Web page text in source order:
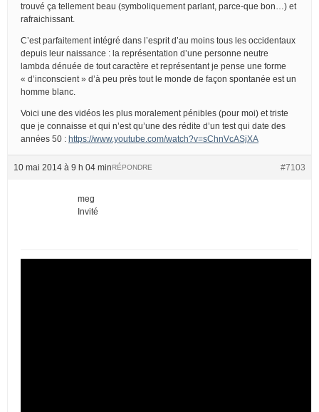
trouvé ça tellement beau (symboliquement parlant, parce-que bon…) et
rafraichissant.
C’est parfaitement intégré dans l’esprit d’au moins tous les occidentaux
depuis leur naissance : la représentation d’une personne neutre
lambda dénuée de tout caractère et représentant je pense une forme
« d’inconscient » d’à peu près tout le monde de façon spontanée est un
homme blanc.
Voici une des vidéos les plus moralement pénibles (pour moi) et triste
que je connaisse et qui n’est qu’une des rédite d’un test qui date des
années 50 : https://www.youtube.com/watch?v=sChnVcASjXA
10 mai 2014 à 9 h 04 min #7103
RÉPONDRE
meg
Invité